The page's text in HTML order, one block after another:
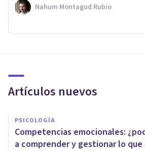
Nahum Montagud Rubio
Artículos nuevos
PSICOLOGÍA
Competencias emocionales:
a comprender y gestionar lo que